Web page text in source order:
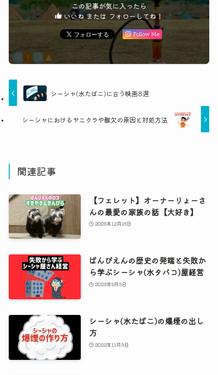
この記事が気に入ったら
いいね または フォローしてね！
Follow Me
シーシャ(水たばこ)に合う映画8選
シーシャにおけるヤニクラや酸欠の原因と対処方法
関連記事
【フェレット】オーナーりょーさ
んの最愛の家族の話【大好き】
2025年12月16日
ばんびえんの歴史の発端と失敗か
ら学ぶシーシャ(水タバコ)屋経営
2023年9月5日
シーシャ(水たばこ)の爆煙の出し
方
2022年11月5日